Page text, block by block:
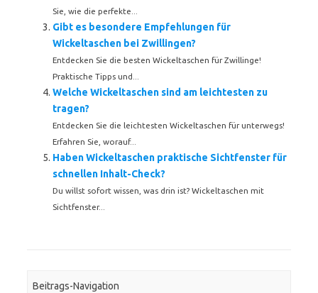
Sie, wie die perfekte...
Gibt es besondere Empfehlungen für
Wickeltaschen bei Zwillingen?
Entdecken Sie die besten Wickeltaschen für Zwillinge!
Praktische Tipps und...
Welche Wickeltaschen sind am leichtesten zu
tragen?
Entdecken Sie die leichtesten Wickeltaschen für unterwegs!
Erfahren Sie, worauf...
Haben Wickeltaschen praktische Sichtfenster für
schnellen Inhalt-Check?
Du willst sofort wissen, was drin ist? Wickeltaschen mit
Sichtfenster...
Beitrags-Navigation